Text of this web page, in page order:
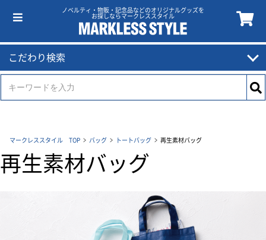
ノベルティ・物販・記念品などのオリジナルグッズを
お探しならマークレススタイル
こだわり検索
マークレススタイル TOP バッグ トートバッグ 再生素材バッグ
再生素材バッグ